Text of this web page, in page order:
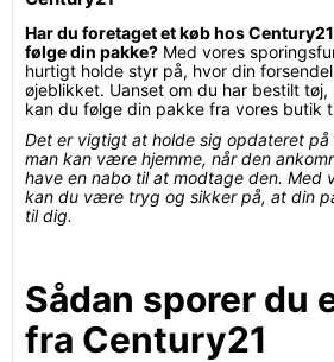
Har du foretaget et køb hos
følge din pakke? Med vores
hurtigt holde styr på, hvor din
øjeblikket. Uanset om du har bestilt tøj,
kan du følge din pakke fra vores butik
Det er vigtigt at holde sig opdateret på
man kan være hjemme, når den
have en nabo til at modtage den. Med
kan du være tryg og sikker på, at din
til dig.
Sådan sporer du
fra Century21